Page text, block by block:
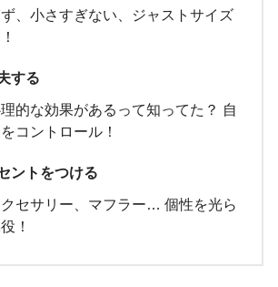
、小さすぎない、ジャストサイズ
する
的な効果があるって知ってた？ 自
コントロール！
ントをつける
セサリー、マフラー… 個性を光ら
！